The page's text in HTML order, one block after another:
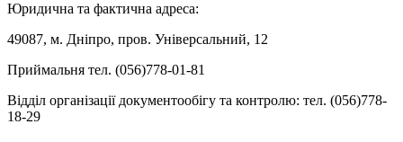
Юридична та фактична адреса:
49087, м. Дніпро, пров. Універсальний, 12
Приймальня тел. (056)778-01-81
Відділ організації документообігу та контролю: тел. (056)778-
18-29